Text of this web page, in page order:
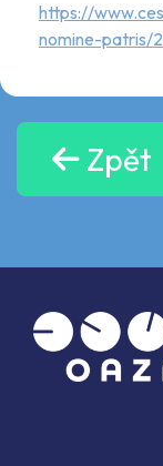
https://
nomine-patris/
Zpět